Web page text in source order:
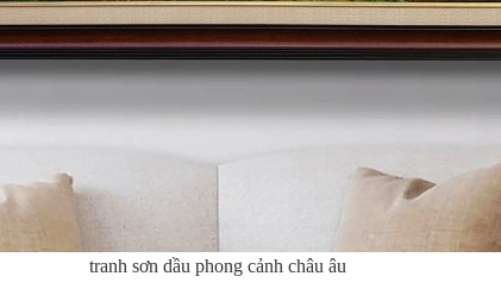
tranh sơn dầu phong cảnh châu âu